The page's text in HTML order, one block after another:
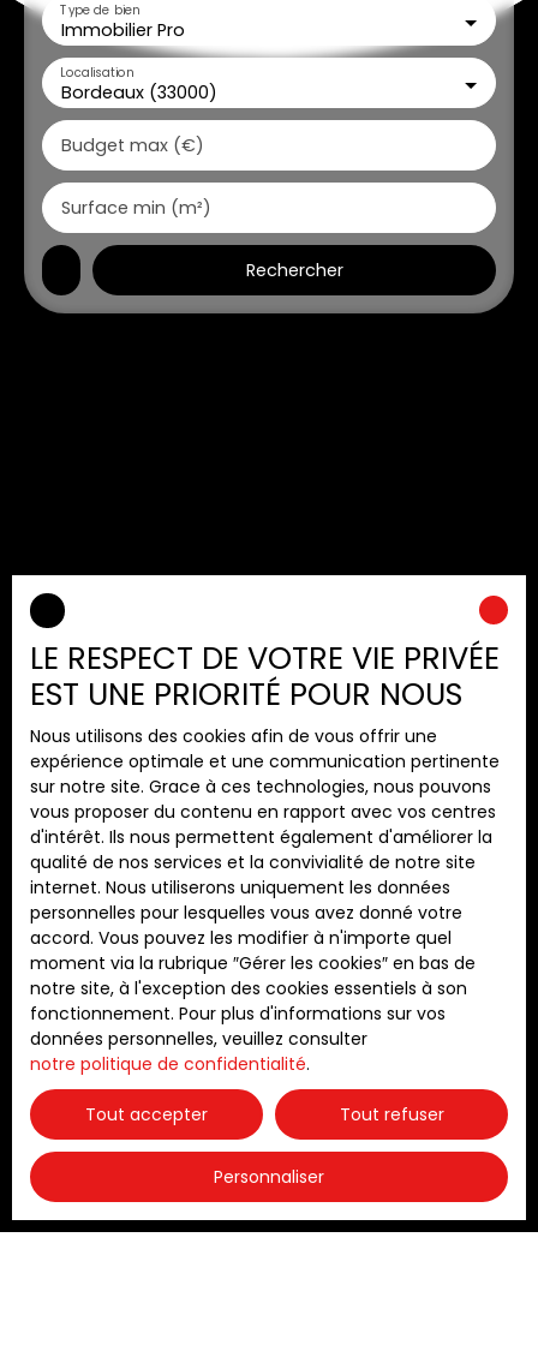
Immobilier Pro
Type de bien
Bordeaux (33000)
Localisation
Budget max (€)
Surface min (m²)
Rechercher
Pertinence
Trier par Créer une alerte
140 000€
Local commercial
1pièce 26m²
Bordeaux 33000
BORDEAUX - JARDIN PUBLIC Proche de la place Paul
Doumer, le Cabinet CORIM vous propose ce local
commercial en rez-de-chaussée d'un immeuble
en pierre. Il est composé d'une pièce principale
avec un coin kitchenette, d'une salle d'eau et
LE RESPECT DE VOTRE VIE PRIVÉE
EST UNE PRIORITÉ POUR NOUS
Nous utilisons des cookies afin de vous offrir une
expérience optimale et une communication pertinente
sur notre site. Grace à ces technologies, nous pouvons
vous proposer du contenu en rapport avec vos centres
d'intérêt. Ils nous permettent également d'améliorer la
qualité de nos services et la convivialité de notre site
internet. Nous utiliserons uniquement les données
personnelles pour lesquelles vous avez donné votre
accord. Vous pouvez les modifier à n'importe quel
moment via la rubrique ″Gérer les cookies″ en bas de
notre site, à l'exception des cookies essentiels à son
fonctionnement. Pour plus d'informations sur vos
données personnelles, veuillez consulter
notre politique de confidentialité.
Tout accepter Tout refuser
Personnaliser